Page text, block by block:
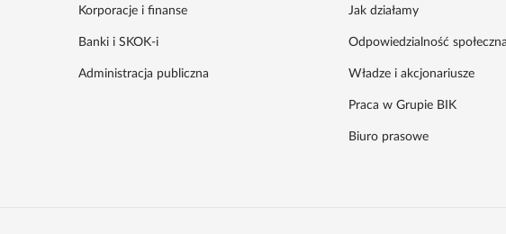
Korporacje i finanse
Banki i SKOK-i
Administracja publiczna
Jak działamy
Odpowiedzialność społeczna
Władze i akcjonariusze
Praca w Grupie BIK
Biuro prasowe